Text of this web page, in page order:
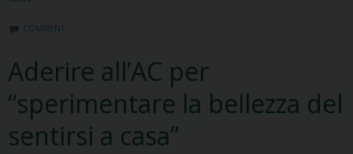
COMMENT
Aderire all’AC per
“sperimentare la bellezza del
sentirsi a casa”